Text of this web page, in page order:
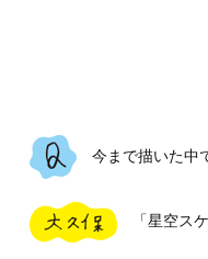
今まで描いた中
「星空スケ